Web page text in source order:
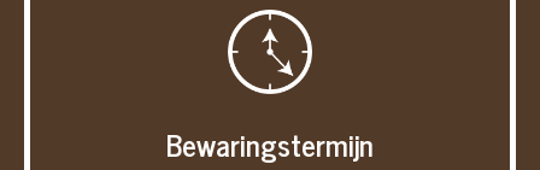
Bewaringstermijn